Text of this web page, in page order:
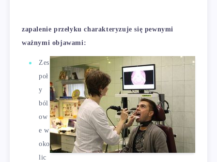
zapalenie przełyku charakteryzuje się pewnymi
ważnymi objawami:
Zes
poł
y
ból
ow
e w
oko
lic